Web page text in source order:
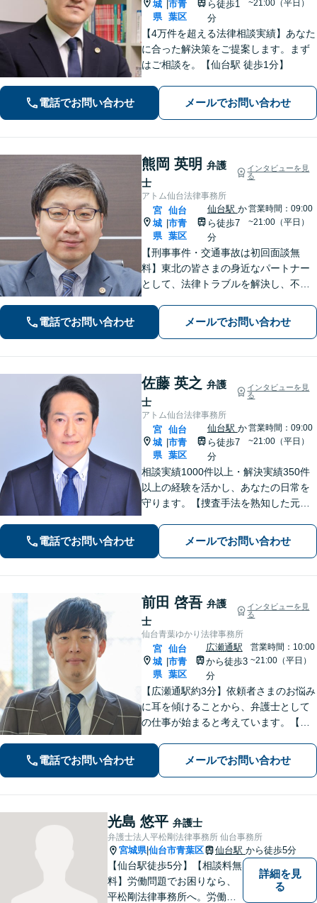
城
県
|市青
葉区
ら徒歩1
分
~21:00（平日）
【4万件を超える法律相談実績】あなた
に合った解決策をご提案します。まず
はご相談を。【仙台駅 徒歩1分】
電話でお問い合わせ メールでお問い合わせ
熊岡 英明 弁護
士
インタビューを見
る
アトム仙台法律事務所
宮
城
県
|
仙台
市青
葉区
仙台駅 か
ら徒歩7
分
営業時間：09:00
~21:00（平日）
【刑事事件・交通事故は初回面談無
料】東北の皆さまの身近なパートナー
として、法律トラブルを解決し、不安
す。どんな些細なお悩みでも大丈夫で
すので、まずはお気軽にご相談くださ
電話でお問い合わせ メールでお問い合わせ
佐藤 英之 弁護
士
インタビューを見
る
アトム仙台法律事務所
宮
城
県
|
仙台
市青
葉区
仙台駅 か
ら徒歩7
分
営業時間：09:00
~21:00（平日）
相談実績1000件以上・解決実績350件
以上の経験を活かし、あなたの日常を
守ります。【捜査手法を熟知した元警
通事故に特化】
電話でお問い合わせ メールでお問い合わせ
前田 啓吾 弁護
士
インタビューを見
る
仙台青葉ゆかり法律事務所
宮
城
県
仙台
市青
葉区
広瀬通駅
から徒歩3
分
営業時間：10:00
~21:00（平日）
【広瀬通駅約3分】依頼者さまのお悩み
に耳を傾けることから、弁護士として
の仕事が始まると考えています。【離
など男性からのご依頼多数【相続・遺
言】遺産分割などスムーズに解決【初
電話でお問い合わせ メールでお問い合わせ
光島 悠平 弁護士
弁護士法人平松剛法律事務所 仙台事務所
宮城県|仙台市青葉区 仙台駅 から徒歩5分
【仙台駅徒歩5分】【相談料無
料】労働問題でお困りなら、
平松剛法律事務所へ。労働者
詳細を見
る